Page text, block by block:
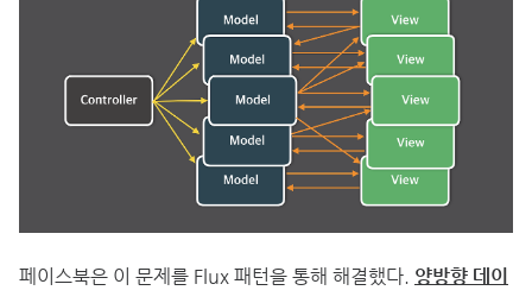
페이스북은 이 문제를 Flux 패턴을 통해 해결했다. 양방향 데이